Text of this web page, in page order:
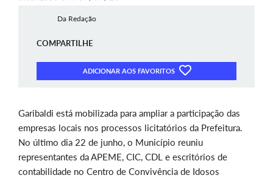
Da Redação
COMPARTILHE
ADICIONAR AOS FAVORITOS
Garibaldi está mobilizada para ampliar a participação das
empresas locais nos processos licitatórios da Prefeitura.
No último dia 22 de junho, o Município reuniu
representantes da APEME, CIC, CDL e escritórios de
contabilidade no Centro de Convivência de Idosos